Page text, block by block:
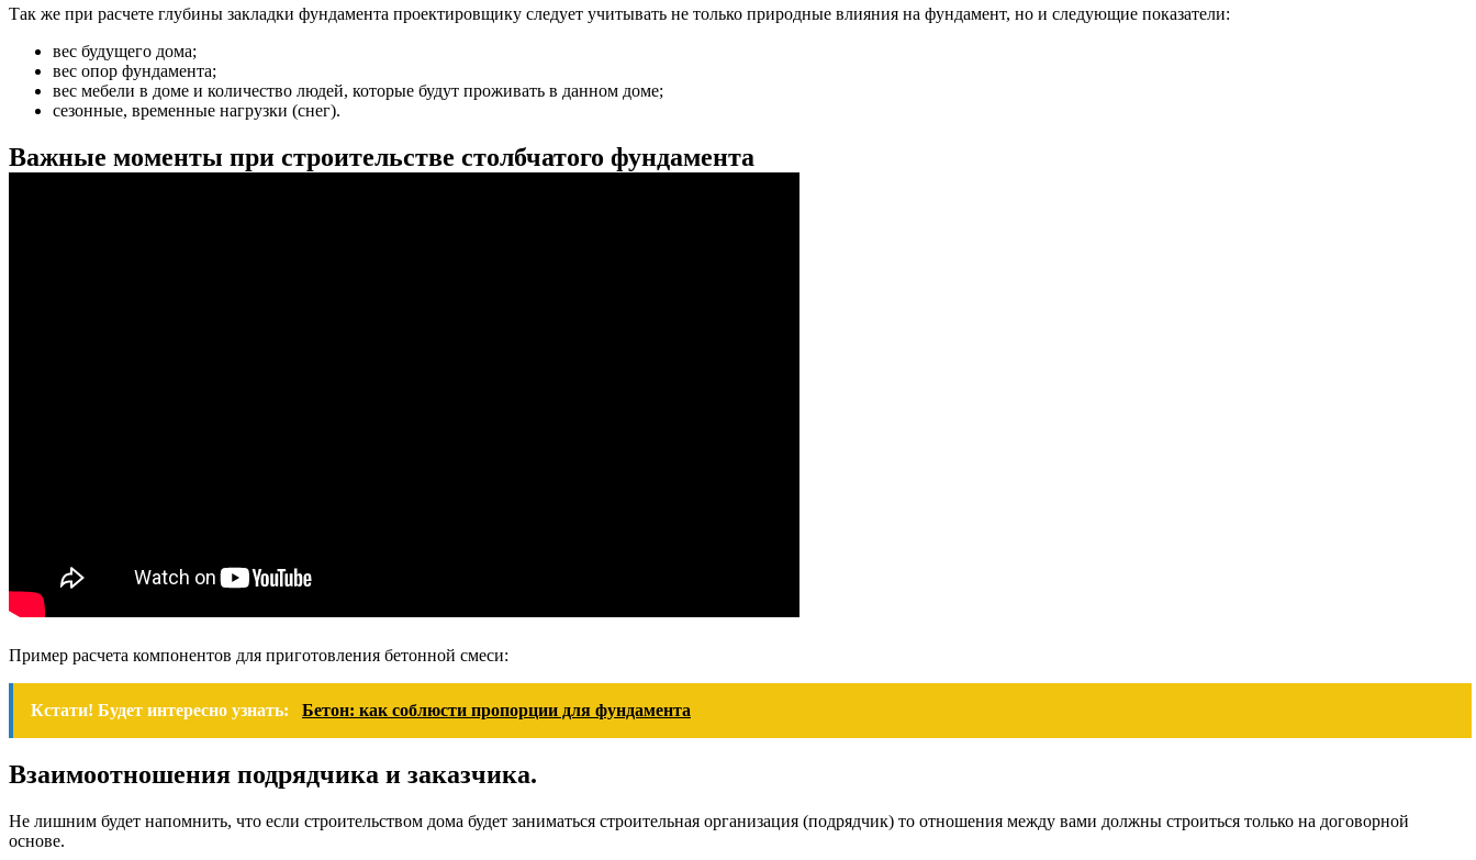
Так же при расчете глубины закладки фундамента проектировщику следует учитывать не только природные влияния на фундамент, но и следующие показатели:
вес будущего дома;
вес опор фундамента;
вес мебели в доме и количество людей, которые будут проживать в данном доме;
сезонные, временные нагрузки (снег).
Важные моменты при строительстве столбчатого фундамента
Пример расчета компонентов для приготовления бетонной смеси:
Кстати! Будет интересно узнать: Бетон: как соблюсти пропорции для фундамента
Взаимоотношения подрядчика и заказчика.
Не лишним будет напомнить, что если строительством дома будет заниматься строительная организация (подрядчик) то отношения между вами должны строиться только на договорной
основе.